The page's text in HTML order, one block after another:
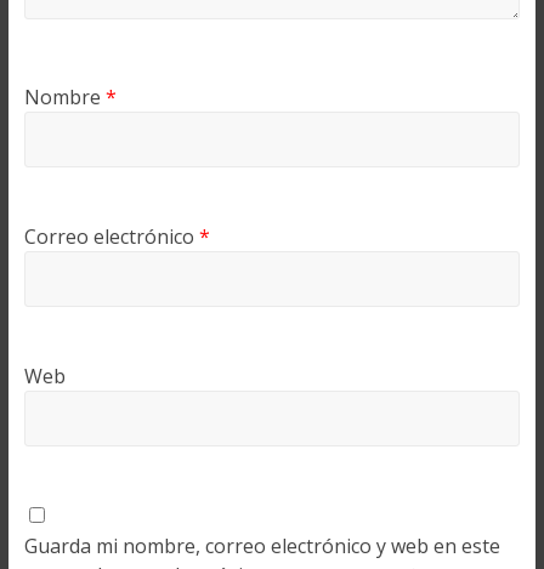
Nombre *
Correo electrónico *
Web
Guarda mi nombre, correo electrónico y web en este